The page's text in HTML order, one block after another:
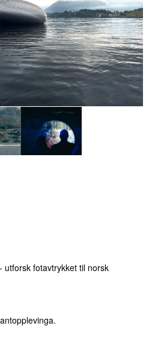
utforsk fotavtrykket til norsk